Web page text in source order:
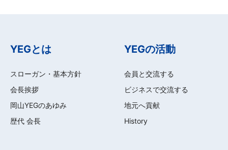
YEGとは
スローガン・基本方針
会長挨拶
岡山YEGのあゆみ
歴代 会長
YEGの活動
会員と交流する
ビジネスで交流する
地元へ貢献
History